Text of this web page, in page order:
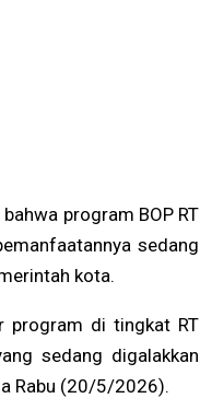
program BOP RT
sedang
kota.
program di tingkat RT
sedang digalakkan
Rabu (20/5/2026).